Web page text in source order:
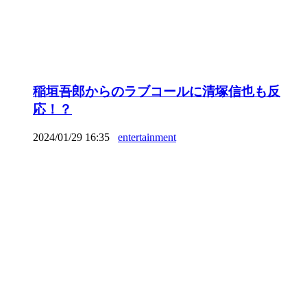
稲垣吾郎からのラブコールに清塚信也も反
応！？
2024/01/29 16:35 entertainment